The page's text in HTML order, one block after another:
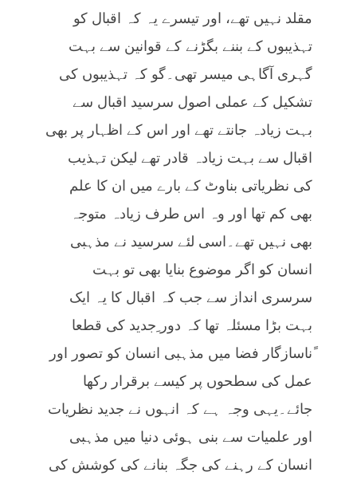
مقلد نہیں تھے، اور تیسرے یہ کہ اقبال کو
تہذیبوں کے بننے بگڑنے کے قوانین سے بہت
گہری آگاہی میسر تھی۔گو کہ تہذیبوں کی
تشکیل کے عملی اصول سرسید اقبال سے
بہت زیادہ جانتے تھے اور اس کے اظہار پر بھی
اقبال سے بہت زیادہ قادر تھے لیکن تہذیب
کی نظریاتی بناوٹ کے بارے میں ان کا علم
بھی کم تھا اور وہ اس طرف زیادہ متوجہ
بھی نہیں تھے۔اسی لئے سرسید نے مذہبی
انسان کو اگر موضوع بنایا بھی تو بہت
سرسری انداز سے جب کہ اقبال کا یہ ایک
بہت بڑا مسئلہ تھا کہ دور ِجدید کی قطعا
ًناسازگار فضا میں مذہبی انسان کو تصور اور
عمل کی سطحوں پر کیسے برقرار رکھا
جائے۔یہی وجہ ہے کہ انہوں نے جدید نظریات
اور علمیات سے بنی ہوئی دنیا میں مذہبی
انسان کے رہنے کی جگہ بنانے کی کوشش کی